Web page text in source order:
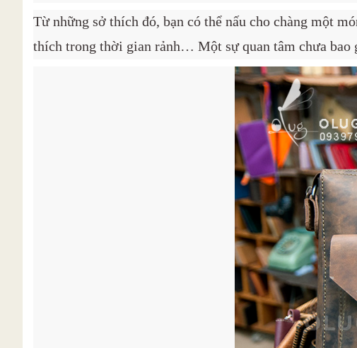
Từ những sở thích đó, bạn có thể nấu cho chàng một
thích trong thời gian rảnh… Một sự quan tâm chưa bao